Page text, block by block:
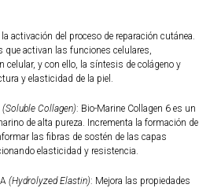
activación del proceso de reparación cutánea.
activan las funciones celulares,
celular, y con ello, la síntesis de colágeno y
y elasticidad de la piel.
(Soluble Collagen): Bio-Marine Collagen 6 es un
de alta pureza. Incrementa la formación de
las fibras de sostén de las capas
elasticidad y resistencia.
(Hydrolyzed Elastin): Mejora las propiedades